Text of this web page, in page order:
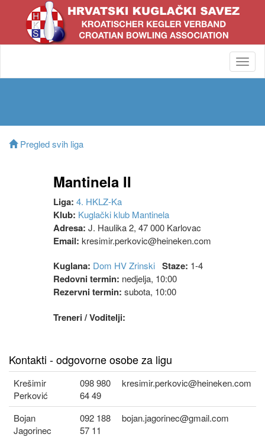
Pregled svih liga
Mantinela II
Liga: 4. HKLZ-Ka
Klub: Kuglački klub Mantinela
Adresa: J. Haulika 2, 47 000 Karlovac
Email: kresimir.perkovic@heineken.com
Kuglana: Dom HV Zrinski Staze: 1-4
Redovni termin: nedjelja, 10:00
Rezervni termin: subota, 10:00
Treneri / Voditelji:
Kontakti - odgovorne osobe za ligu
Krešimir
Perković
098 980
64 49
kresimir.perkovic@heineken.com
Bojan
Jagorinec
092 188
57 11
bojan.jagorinec@gmail.com